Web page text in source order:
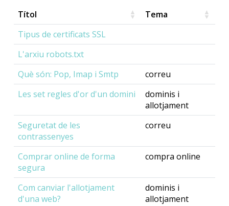
Títol
Tema
Tipus de certificats SSL
L'arxiu robots.txt
Què són: Pop, Imap i Smtp
correu
Les set regles d'or d'un domini
dominis i
allotjament
Seguretat de les
contrassenyes
correu
Comprar online de forma
segura
compra online
Com canviar l'allotjament
d'una web?
dominis i
allotjament